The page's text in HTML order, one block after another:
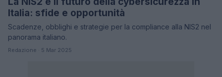
Italia: sfide e opportunità
Scadenze, obblighi e strategie per la compliance alla NIS2 nel
panorama italiano.
Redazione · 5 Mar 2025